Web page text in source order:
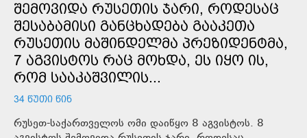
ᲨᲔᲛᲝᲕᲘᲓᲐ ᲠᲣᲡᲔᲗᲘᲡ ᲯᲐᲠᲘ, ᲠᲝᲓᲔᲡᲐᲪ
ᲨᲔᲡᲐᲑᲐᲛᲘᲡᲘ ᲒᲐᲜᲪᲮᲐᲓᲔᲑᲐ ᲒᲐᲐᲙᲔᲗᲐ
ᲠᲣᲡᲔᲗᲘᲡ ᲛᲐᲨᲘᲜᲓᲔᲚᲛᲐ ᲞᲠᲔᲖᲘᲓᲔᲜᲢᲛᲐ,
7 ᲐᲒᲕᲘᲡᲢᲝᲡ ᲠᲐᲪ ᲛᲝᲮᲓᲐ, ᲔᲡ ᲘᲧᲝ ᲘᲡ,
ᲠᲝᲛ ᲡᲐᲐᲙᲐᲨᲕᲘᲚᲘᲡ...
34 ᲬᲣᲗᲘ ᲬᲘᲜ
რუსეთ-საქართველოს ომი დაიწყო 8 აგვისტოს. 8